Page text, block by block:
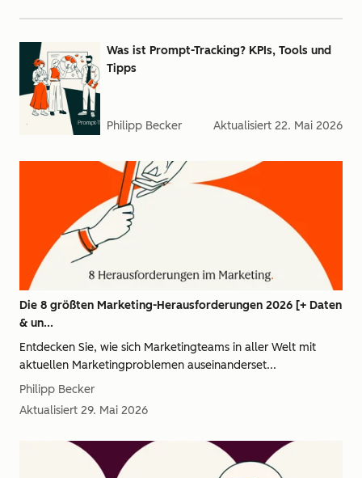
Was ist Prompt-Tracking? KPIs, Tools und
Tipps
Philipp Becker Aktualisiert 22. Mai 2026
Die 8 größten Marketing-Herausforderungen 2026 [+ Daten
& un...
Entdecken Sie, wie sich Marketingteams in aller Welt mit
aktuellen Marketingproblemen auseinanderset...
Philipp Becker
Aktualisiert 29. Mai 2026